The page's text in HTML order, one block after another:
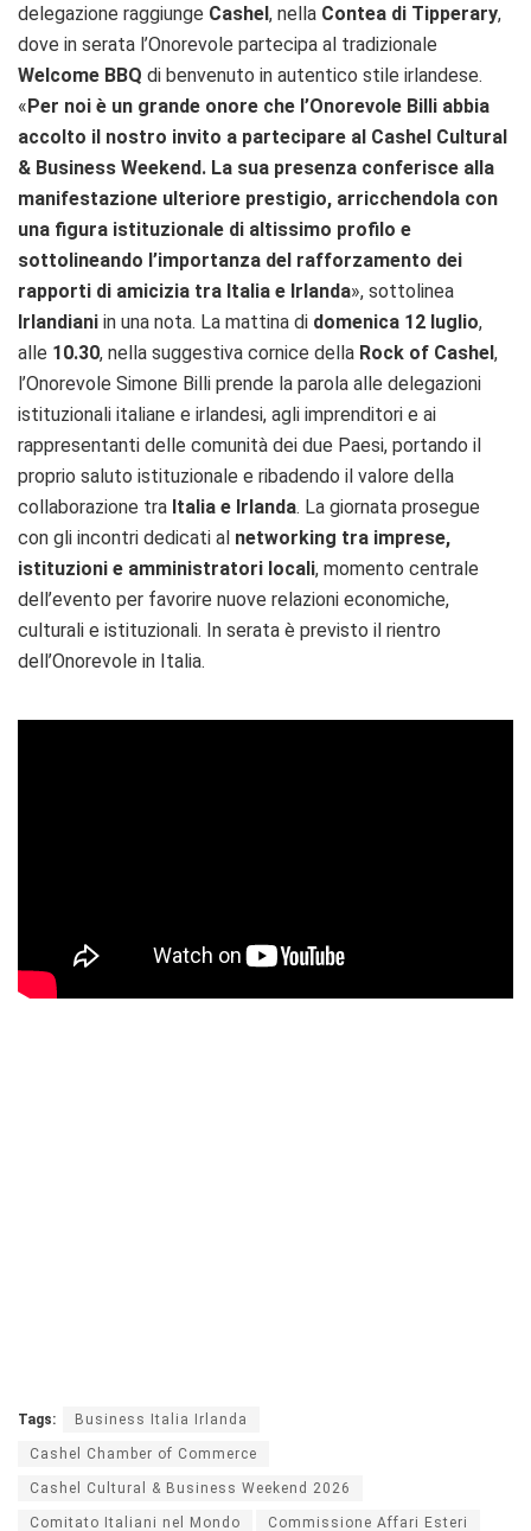
delegazione raggiunge Cashel, nella Contea di Tipperary,
dove in serata l’Onorevole partecipa al tradizionale
Welcome BBQ di benvenuto in autentico stile irlandese.
«Per noi è un grande onore che l’Onorevole Billi abbia
accolto il nostro invito a partecipare al Cashel Cultural
& Business Weekend. La sua presenza conferisce alla
manifestazione ulteriore prestigio, arricchendola con
una figura istituzionale di altissimo profilo e
sottolineando l’importanza del rafforzamento dei
rapporti di amicizia tra Italia e Irlanda», sottolinea
Irlandiani in una nota. La mattina di domenica 12 luglio,
alle 10.30, nella suggestiva cornice della Rock of Cashel,
l’Onorevole Simone Billi prende la parola alle delegazioni
istituzionali italiane e irlandesi, agli imprenditori e ai
rappresentanti delle comunità dei due Paesi, portando il
proprio saluto istituzionale e ribadendo il valore della
collaborazione tra Italia e Irlanda. La giornata prosegue
con gli incontri dedicati al networking tra imprese,
istituzioni e amministratori locali, momento centrale
dell’evento per favorire nuove relazioni economiche,
culturali e istituzionali. In serata è previsto il rientro
dell’Onorevole in Italia.
Tags: Business Italia Irlanda
Cashel Chamber of Commerce
Cashel Cultural & Business Weekend 2026
Comitato Italiani nel Mondo Commissione Affari Esteri